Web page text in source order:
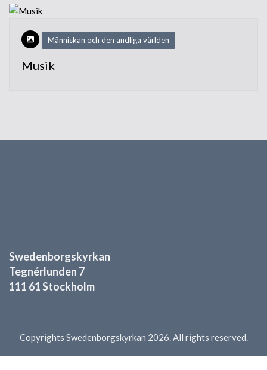
Människan och den andliga världen
Musik
Swedenborgskyrkan
Tegnérlunden 7
111 61 Stockholm
Copyrights Swedenborgskyrkan 2026. All rights reserved.